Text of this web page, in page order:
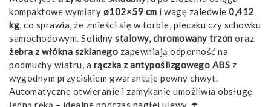
kompaktowe wymiary ø102×59 cm i wagę zaledwie 0,412
kg, co sprawia, że zmieści się w torbie, plecaku czy schowku
samochodowym. Solidny stalowy, chromowany trzon oraz
żebra z włókna szklanego zapewniają odporność na
podmuchy wiatru, a rączka z antypoślizgowego ABS z
wygodnym przyciskiem gwarantuje pewny chwyt.
Automatyczne otwieranie i zamykanie umożliwia obsługę
jedną ręką – idealne podczas nagłej ulewy. ☂️